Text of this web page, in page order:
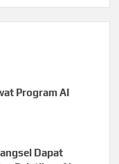
Program AI
Dapat